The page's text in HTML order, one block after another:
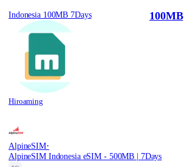
Indonesia 100MB 7Days
Hiroaming
100MB
AlpineSIM·
AlpineSIM Indonesia eSIM - 500MB | 7Days